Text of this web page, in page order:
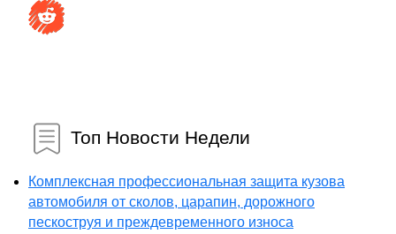
Топ Новости Недели
Комплексная профессиональная защита кузова
автомобиля от сколов, царапин, дорожного
пескоструя и преждевременного износа